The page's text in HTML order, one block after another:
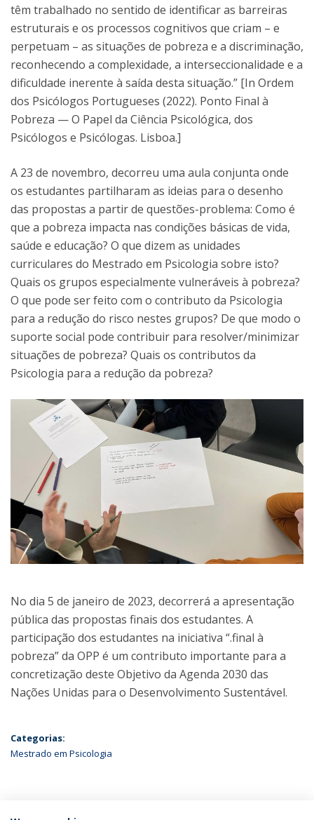
têm trabalhado no sentido de identificar as barreiras
estruturais e os processos cognitivos que criam – e
perpetuam – as situações de pobreza e a discriminação,
reconhecendo a complexidade, a interseccionalidade e a
dificuldade inerente à saída desta situação.” [In Ordem
dos Psicólogos Portugueses (2022). Ponto Final à
Pobreza — O Papel da Ciência Psicológica, dos
Psicólogos e Psicólogas. Lisboa.]
A 23 de novembro, decorreu uma aula conjunta onde
os estudantes partilharam as ideias para o desenho
das propostas a partir de questões-problema: Como é
que a pobreza impacta nas condições básicas de vida,
saúde e educação? O que dizem as unidades
curriculares do Mestrado em Psicologia sobre isto?
Quais os grupos especialmente vulneráveis à pobreza?
O que pode ser feito com o contributo da Psicologia
para a redução do risco nestes grupos? De que modo o
suporte social pode contribuir para resolver/minimizar
situações de pobreza? Quais os contributos da
Psicologia para a redução da pobreza?
No dia 5 de janeiro de 2023, decorrerá a apresentação
pública das propostas finais dos estudantes. A
participação dos estudantes na iniciativa “.final à
pobreza” da OPP é um contributo importante para a
concretização deste Objetivo da Agenda 2030 das
Nações Unidas para o Desenvolvimento Sustentável.
Categorias:
Mestrado em Psicologia